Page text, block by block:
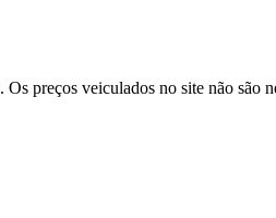
preços veiculados no site não são